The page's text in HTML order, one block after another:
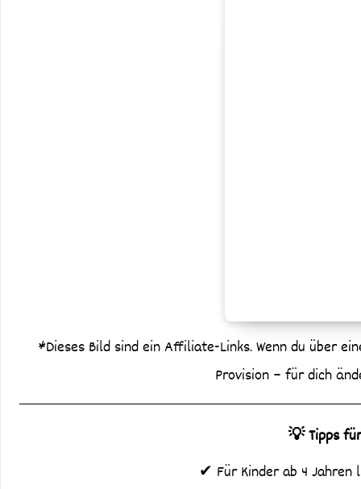
*Dieses Bild sind ein Affiliate-Links. Wenn du über
Provision – für dich
💡 Tipps
✔ Für Kinder ab 4 Jahren